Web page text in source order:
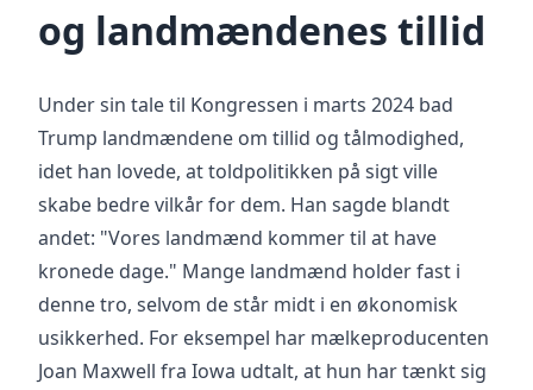
og landmændenes tillid
Under sin tale til Kongressen i marts 2024 bad
Trump landmændene om tillid og tålmodighed,
idet han lovede, at toldpolitikken på sigt ville
skabe bedre vilkår for dem. Han sagde blandt
andet: "Vores landmænd kommer til at have
kronede dage." Mange landmænd holder fast i
denne tro, selvom de står midt i en økonomisk
usikkerhed. For eksempel har mælkeproducenten
Joan Maxwell fra Iowa udtalt, at hun har tænkt sig